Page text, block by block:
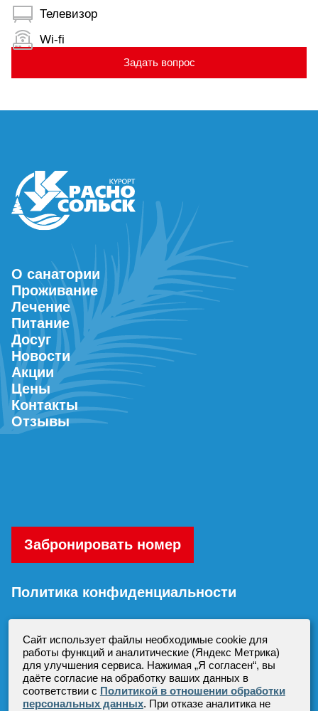
Телевизор
Wi-fi
Задать вопрос
О санатории
Проживание
Лечение
Питание
Досуг
Новости
Акции
Цены
Контакты
Отзывы
Забронировать номер
Политика конфиденциальности
данных
Сайт использует файлы необходимые cookie для
работы функций и аналитические (Яндекс Метрика)
для улучшения сервиса. Нажимая „Я согласен“, вы
даёте согласие на обработку ваших данных в
соответствии с Политикой в отношении обработки
персональных данных. При отказе аналитика не